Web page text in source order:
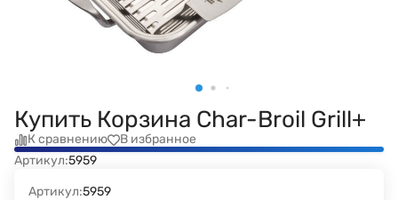
Купить Корзина Char-Broil Grill+
К сравнению
В избранное
Артикул:5959
Артикул:5959